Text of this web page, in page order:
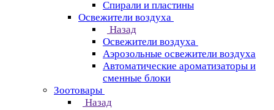
Спирали и пластины
Освежители воздуха
Назад
Освежители воздуха
Аэрозольные освежители воздуха
Автоматические ароматизаторы и
сменные блоки
Зоотовары
Назад